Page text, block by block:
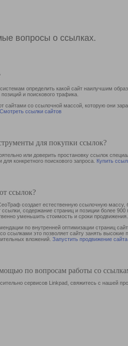
вопросы о ссылках.
определить какой сайт наилучшим
и поискового трафика.
сайтами со ссылочной массой, которую они
Смотреть ссылки сайтов
для покупки ссылок?
или доверить простановку ссылок
конкретного поискового запроса. Купить
ссылок?
создает естественную ссылочную
содержание страниц и позиции более
уменьшить стоимость и сроки продвижения.
по внутренней оптимизации страниц
ссылками это позволяет сайту занять
вложений. Запустить продвижение сайта
по вопросам работы со
сервисов Linkpad, свяжитесь с нашей